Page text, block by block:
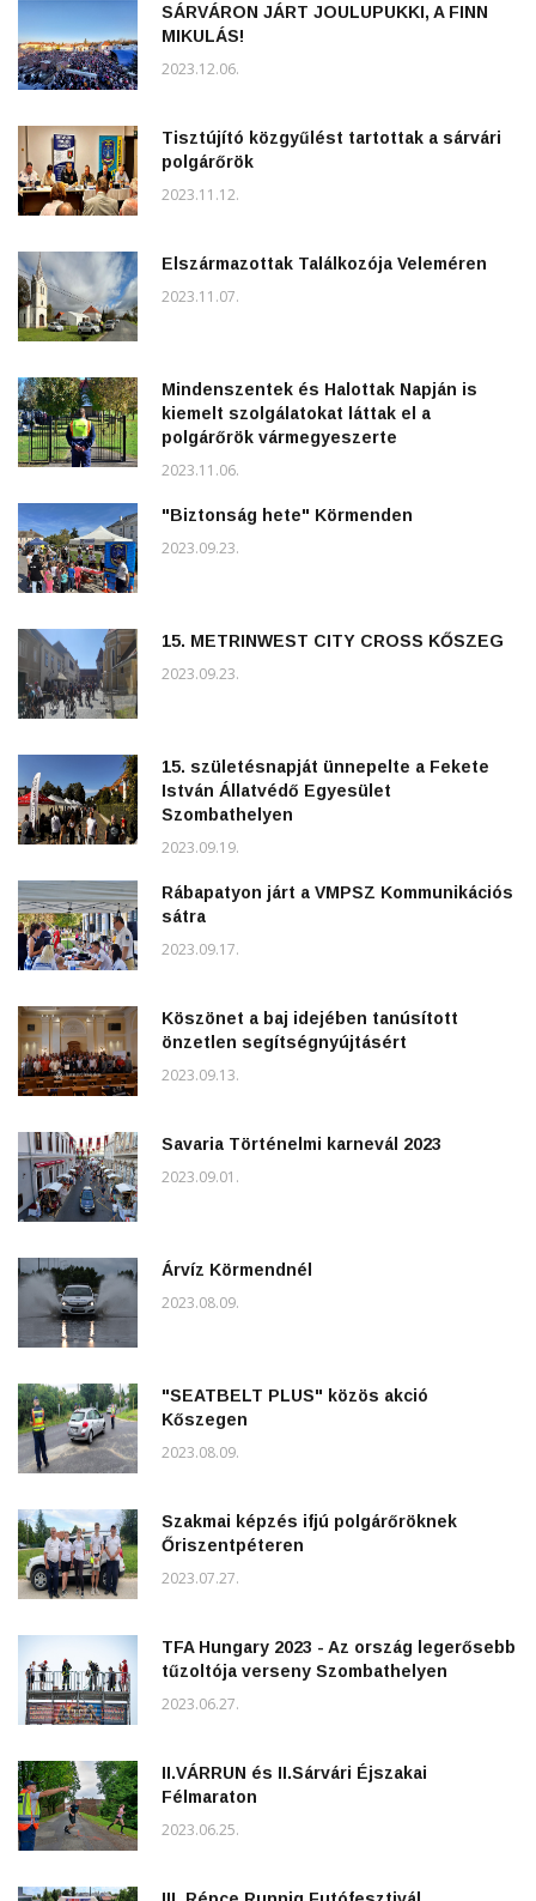
SÁRVÁRON JÁRT JOULUPUKKI, A FINN
MIKULÁS!
2023.12.06.
Tisztújító közgyűlést tartottak a sárvári
polgárőrök
2023.11.12.
Elszármazottak Találkozója Veleméren
2023.11.07.
Mindenszentek és Halottak Napján is
kiemelt szolgálatokat láttak el a
polgárőrök vármegyeszerte
2023.11.06.
"Biztonság hete" Körmenden
2023.09.23.
15. METRINWEST CITY CROSS KŐSZEG
2023.09.23.
15. születésnapját ünnepelte a Fekete
István Állatvédő Egyesület
Szombathelyen
2023.09.19.
Rábapatyon járt a VMPSZ Kommunikációs
sátra
2023.09.17.
Köszönet a baj idejében tanúsított
önzetlen segítségnyújtásért
2023.09.13.
Savaria Történelmi karnevál 2023
2023.09.01.
Árvíz Körmendnél
2023.08.09.
"SEATBELT PLUS" közös akció
Kőszegen
2023.08.09.
Szakmai képzés ifjú polgárőröknek
Őriszentpéteren
2023.07.27.
TFA Hungary 2023 - Az ország legerősebb
tűzoltója verseny Szombathelyen
2023.06.27.
II.VÁRRUN és II.Sárvári Éjszakai
Félmaraton
2023.06.25.